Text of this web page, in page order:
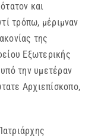
και
τρόπω, μέριμναν
της
Εξωτερικής
την υμετέραν
Αρχιεπίσκοπο,